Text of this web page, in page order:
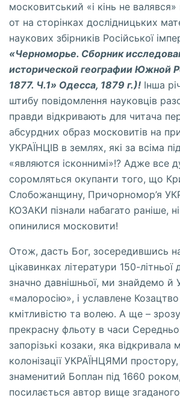
московитський «і кінь не
от на сторінках дослідницьких
наукових збірників Російської
«Черноморье. Сборник
исторической географии Южной
1877. Ч.1» Одесса, 1879 г.)! Інша
штибу повідомлення науковців
правди відкривають для читача
абсурдних образ московитів на
УКРАЇНЦІВ в землях, які за всіма
«являются ісконнимі»!? Адже все
соромляться окупанти того, що
Слобожанщину, Причорномор’я
КОЗАКИ пізнали набагато раніше,
опинилися московити!
Отож, дасть Бог, зосередившись
цікавинках літератури 150-
значно давнішньої, ми знайдемо й
«малоросію», і уславлене
кмітливістю та волею. А ще –
прекрасну фльоту в часи
запорізькі козаки, яка відкривала
колонізації УКРАЇНЦЯМИ
знаменитий Боплан під 1660
посилається автор вище